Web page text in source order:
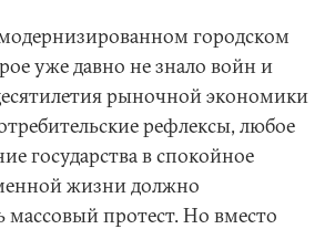
городском
уже давно не знало войн и
рыночной экономики
рефлексы, любое
государства в спокойное
жизни должно
массовый протест. Но вместо